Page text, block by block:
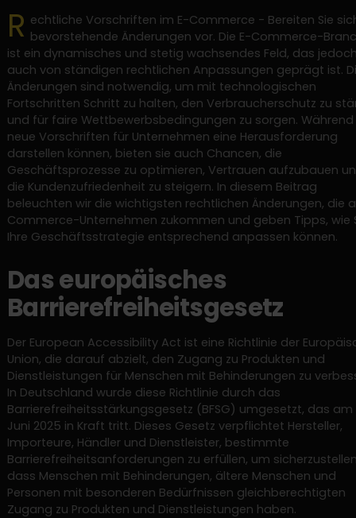
R echtliche Vorschriften im E-Commerce - Bereiten Sie
bevorstehende Änderungen vor. Die E-Commerce-
ist ein dynamisches und stetig wachsendes Feld, das
auch von ständigen rechtlichen Anpassungen geprägt ist.
Änderungen sind notwendig, um mit technologischen
Fortschritten Schritt zu halten, den Verbraucherschutz zu
und für faire Wettbewerbsbedingungen zu sorgen. Während
neue Vorschriften für Unternehmen eine Herausforderung
darstellen können, bieten sie auch Chancen, die
Geschäftsprozesse zu optimieren, Vertrauen aufzubauen
die Kundenzufriedenheit zu steigern. In diesem Beitrag
beleuchten wir die wichtigsten rechtlichen Änderungen, die
Commerce-Unternehmen zukommen und geben Tipps, wie
Ihre Geschäftsstrategie entsprechend anpassen können.
Das europäisches
Barrierefreiheitsgesetz
Der European Accessibility Act ist eine Richtlinie der
Union, die darauf abzielt, den Zugang zu Produkten und
Dienstleistungen für Menschen mit Behinderungen zu
In Deutschland wurde diese Richtlinie durch das
Barrierefreiheitsstärkungsgesetz (BFSG) umgesetzt, das am
Juni 2025 in Kraft tritt. Dieses Gesetz verpflichtet Hersteller,
Importeure, Händler und Dienstleister, bestimmte
Barrierefreiheitsanforderungen zu erfüllen, um
dass Menschen mit Behinderungen, ältere Menschen und
Personen mit besonderen Bedürfnissen gleichberechtigten
Zugang zu Produkten und Dienstleistungen haben.